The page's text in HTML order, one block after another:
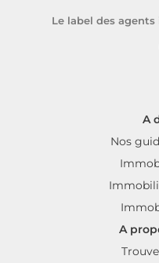
Le label des
A
Nos
A